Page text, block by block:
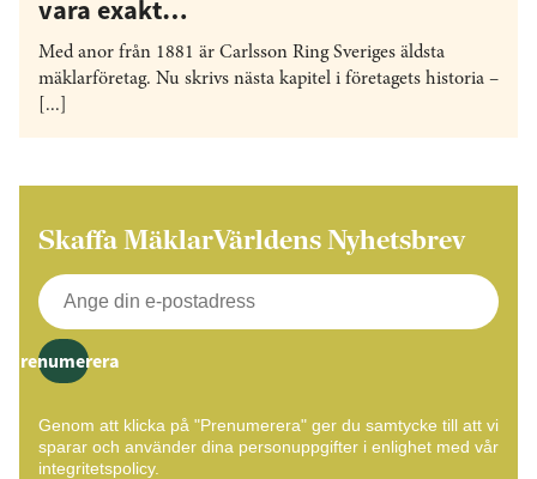
vara exakt…
Med anor från 1881 är Carlsson Ring Sveriges äldsta
mäklarföretag. Nu skrivs nästa kapitel i företagets historia –
[...]
Skaffa MäklarVärldens Nyhetsbrev
Prenumerera
Genom att klicka på "Prenumerera" ger du samtycke till att vi
sparar och använder dina personuppgifter i enlighet med vår
integritetspolicy.